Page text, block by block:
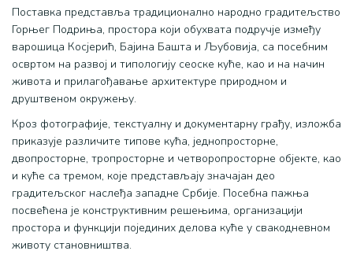
Поставка представља традиционално народно градитељство
Горњег Подриња, простора који обухвата подручје између
варошица Косјерић, Бајина Башта и Љубовија, са посебним
освртом на развој и типологију сеоске куће, као и на начин
живота и прилагођавање архитектуре природном и
друштвеном окружењу.
Кроз фотографије, текстуалну и документарну грађу, изложба
приказује различите типове кућа, једнопросторне,
двопросторне, тропросторне и четворопросторне објекте, као
и куће са тремом, које представљају значајан део
градитељског наслеђа западне Србије. Посебна пажња
посвећена је конструктивним решењима, организацији
простора и функцији појединих делова куће у свакодневном
животу становништва.